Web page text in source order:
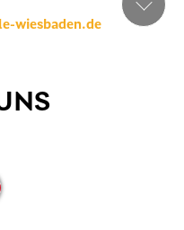
wiesbaden.de